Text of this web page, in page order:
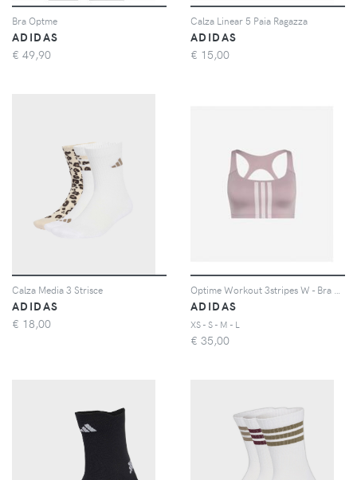
Bra Optme
ADIDAS
€ 49,90
Calza Linear 5 Paia Ragazza
ADIDAS
€ 15,00
Calza Media 3 Strisce
ADIDAS
€ 18,00
ADIDAS
XS - S - M - L
€ 35,00